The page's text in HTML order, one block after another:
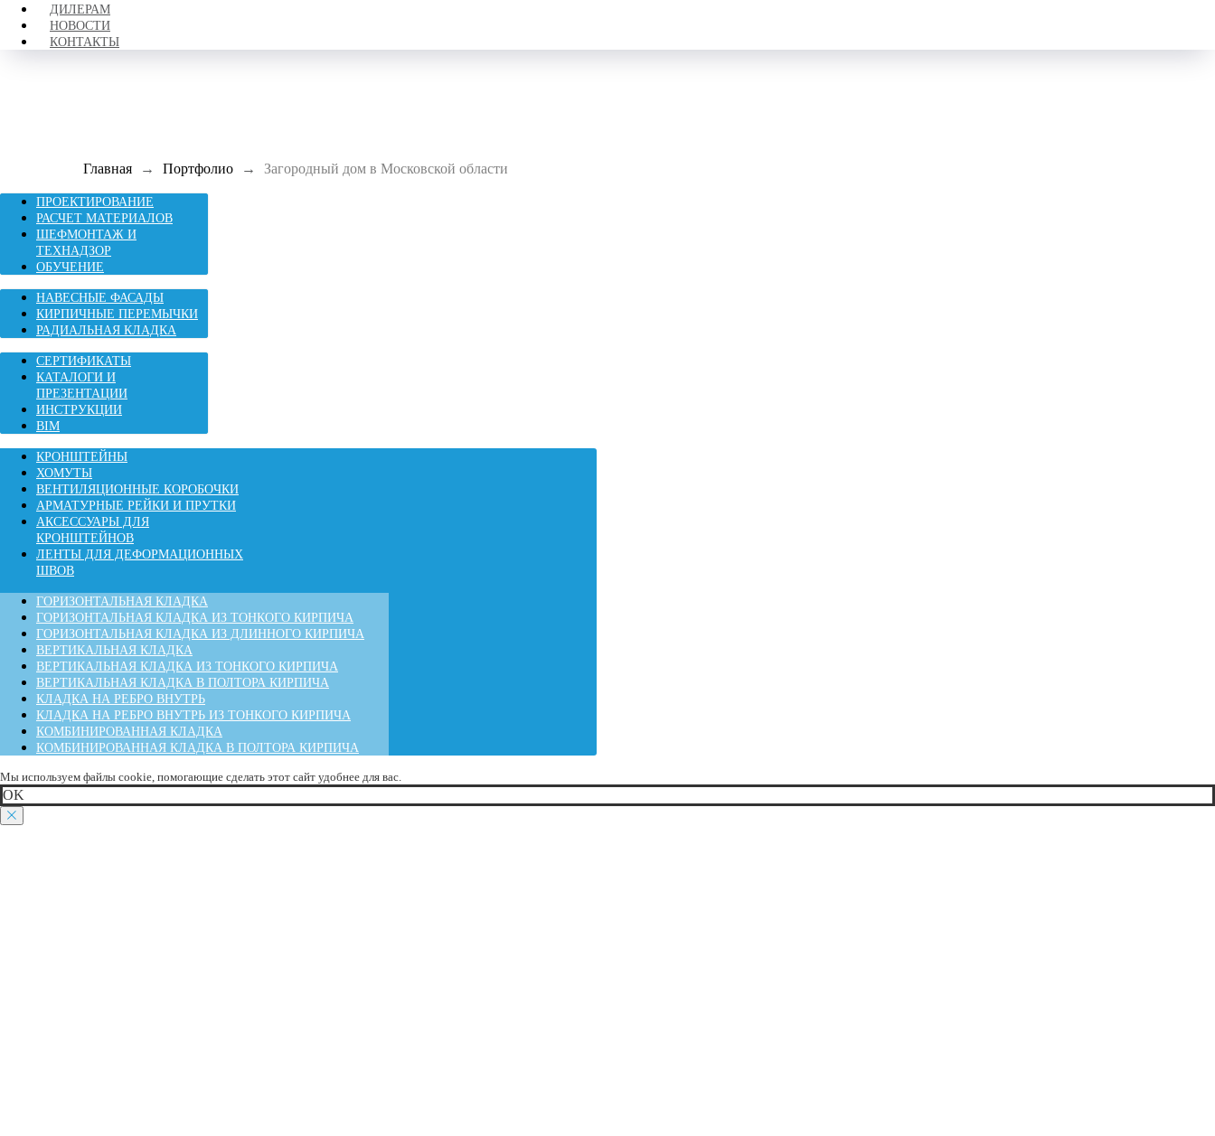
ДИЛЕРАМ
НОВОСТИ
КОНТАКТЫ
Главная Портфолио Загородный дом в Московской области
ПРОЕКТИРОВАНИЕ
РАСЧЕТ МАТЕРИАЛОВ
ШЕФМОНТАЖ И
ТЕХНАДЗОР
ОБУЧЕНИЕ
НАВЕСНЫЕ ФАСАДЫ
КИРПИЧНЫЕ ПЕРЕМЫЧКИ
РАДИАЛЬНАЯ КЛАДКА
СЕРТИФИКАТЫ
КАТАЛОГИ И
ПРЕЗЕНТАЦИИ
ИНСТРУКЦИИ
BIM
КРОНШТЕЙНЫ
ХОМУТЫ
ВЕНТИЛЯЦИОННЫЕ КОРОБОЧКИ
АРМАТУРНЫЕ РЕЙКИ И ПРУТКИ
АКСЕССУАРЫ ДЛЯ
КРОНШТЕЙНОВ
ЛЕНТЫ ДЛЯ ДЕФОРМАЦИОННЫХ
ШВОВ
ГОРИЗОНТАЛЬНАЯ КЛАДКА
ГОРИЗОНТАЛЬНАЯ КЛАДКА ИЗ ТОНКОГО КИРПИЧА
ГОРИЗОНТАЛЬНАЯ КЛАДКА ИЗ ДЛИННОГО КИРПИЧА
ВЕРТИКАЛЬНАЯ КЛАДКА
ВЕРТИКАЛЬНАЯ КЛАДКА ИЗ ТОНКОГО КИРПИЧА
ВЕРТИКАЛЬНАЯ КЛАДКА В ПОЛТОРА КИРПИЧА
КЛАДКА НА РЕБРО ВНУТРЬ
КЛАДКА НА РЕБРО ВНУТРЬ ИЗ ТОНКОГО КИРПИЧА
КОМБИНИРОВАННАЯ КЛАДКА
КОМБИНИРОВАННАЯ КЛАДКА В ПОЛТОРА КИРПИЧА
Мы используем файлы cookie, помогающие сделать этот сайт удобнее для вас.
ОK